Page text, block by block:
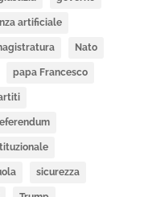
artificiale
Nato
papa Francesco
sicurezza